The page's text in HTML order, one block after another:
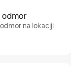
odmor
na lokaciji